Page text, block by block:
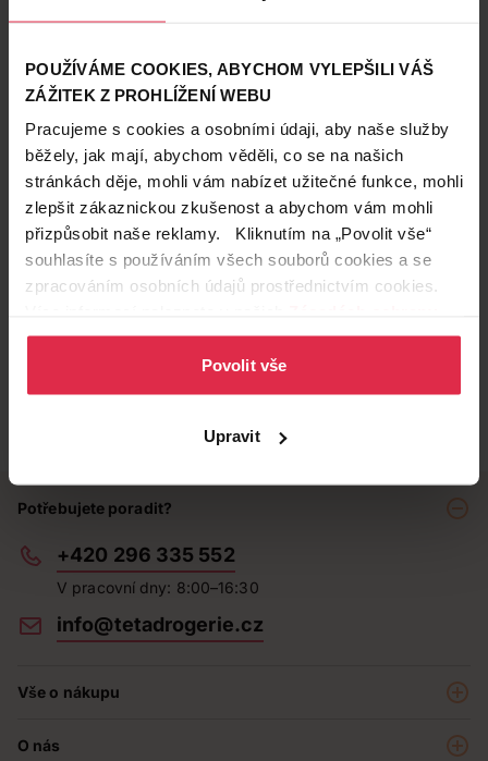
POUŽÍVÁME COOKIES, ABYCHOM VYLEPŠILI VÁŠ
ZÁŽITEK Z PROHLÍŽENÍ WEBU
Pracujeme s cookies a osobními údaji, aby naše služby
běžely, jak mají, abychom věděli, co se na našich
stránkách děje, mohli vám nabízet užitečné funkce, mohli
zlepšit zákaznickou zkušenost a abychom vám mohli
přizpůsobit naše reklamy. Kliknutím na „Povolit vše“
souhlasíte s používáním všech souborů cookies a se
zpracováním osobních údajů prostřednictvím cookies.
osobních údajů.
Povolit vše
Upravit
Teta prodejny a služby
Potřebujete poradit?
+420 296 335 552
V pracovní dny: 8:00–16:30
info@tetadrogerie.cz
Vše o nákupu
O nás